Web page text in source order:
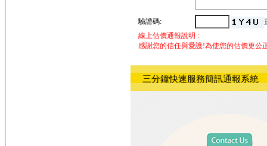
驗證碼:
線上估價通報說明 :
感謝您的信任與愛護!為使您的估價更公
三分鐘快速服務簡訊通報系統